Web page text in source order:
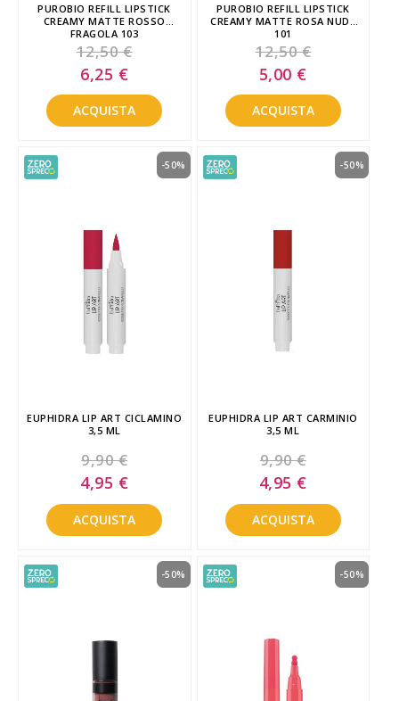
PUROBIO REFILL LIPSTICK
CREAMY MATTE ROSSO
FRAGOLA 103
12,50 €
Special
Price
6,25 €
ACQUISTA
PUROBIO REFILL LIPSTICK
CREAMY MATTE ROSA NUDE
101
12,50 €
Special
Price
5,00 €
ACQUISTA
EUPHIDRA LIP ART CICLAMINO
3,5 ML
9,90 €
-50%
Special
Price
4,95 €
ACQUISTA
EUPHIDRA LIP ART CARMINIO
3,5 ML
9,90 €
-50%
Special
Price
4,95 €
ACQUISTA
-50% -50%